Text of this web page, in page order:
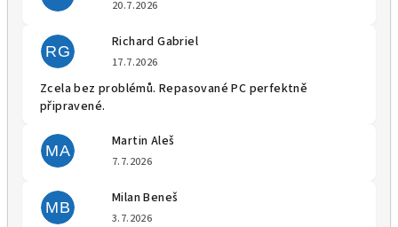
20.7.2026
RG
Richard Gabriel
17.7.2026
Zcela bez problémů. Repasované PC perfektně
připravené.
MA
Martin Aleš
7.7.2026
MB
Milan Beneš
3.7.2026